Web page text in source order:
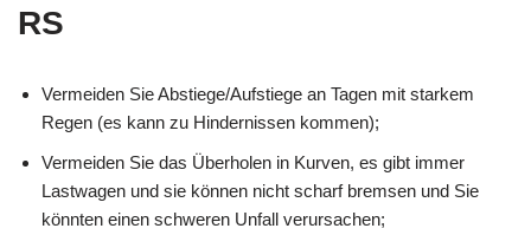
RS
Vermeiden Sie Abstiege/Aufstiege an Tagen mit starkem
Regen (es kann zu Hindernissen kommen);
Vermeiden Sie das Überholen in Kurven, es gibt immer
Lastwagen und sie können nicht scharf bremsen und Sie
könnten einen schweren Unfall verursachen;